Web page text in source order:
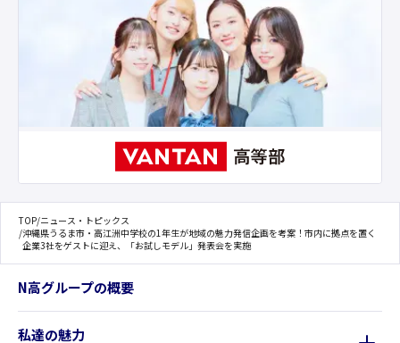
TOP/ニュース・トピックス
/沖縄県うるま市・高江洲中学校の1年生が地域の魅力発信企画を考案！市内に拠点を置く
企業3社をゲストに迎え、「お試しモデル」発表会を実施
N高グループの概要
私達の魅力